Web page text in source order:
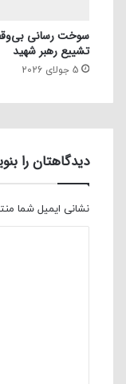
سوخت رسانی
تشییع رهبر شهید
5 جولای 2026
دیدگاهتان را
نشانی ایمیل شما